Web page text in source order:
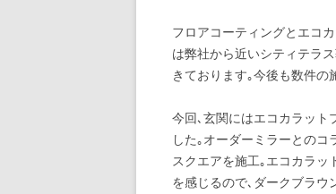
フロアコーティングとエコ
は弊社から近いシティテラ
きております｡今後も数件の
今回､玄関にはエコカラット
した｡オーダーミラーとの
スクエアを施工｡エコカラ
を感じるので､ダークブラウ